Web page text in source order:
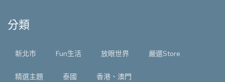
分類
新北市 Fun生活 放眼世界 嚴選Store
精選主題 泰國 香港、澳門